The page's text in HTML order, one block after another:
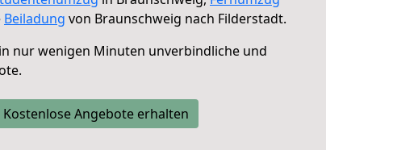
Beiladung von Braunschweig nach Filderstadt.
in nur wenigen Minuten unverbindliche und
Kostenlose Angebote erhalten